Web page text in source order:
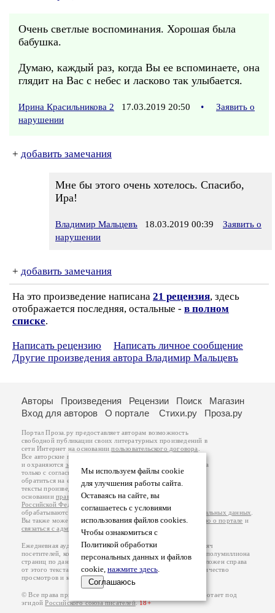
Очень светлые воспоминания. Хорошая была
бабушка.
Думаю, каждый раз, когда Вы ее вспоминаете, она
глядит на Вас с небес и ласково так улыбается.
Ирина Красильникова 2 17.03.2019 20:50 •
Заявить о
нарушении
+ добавить замечания
Мне бы этого очень хотелось. Спасибо,
Ира!
Владимир Мальцевъ 18.03.2019 00:39
Заявить о
нарушении
+ добавить замечания
На это произведение написана 21 рецензия, здесь
отображается последняя, остальные - в полном
списке.
Написать рецензию
Написать личное сообщение
Другие произведения автора Владимир Мальцевъ
Мы используем файлы cookie
для улучшения работы сайта.
Оставаясь на сайте, вы
соглашаетесь с условиями
использования файлов cookies.
Чтобы ознакомиться с
Политикой обработки
персональных данных и файлов
cookie, нажмите здесь.
Соглашаюсь
Авторы Произведения Рецензии Поиск
Магазин
Вход для авторов
О портале Стихи.ру Проза.ру
Портал Проза.ру предоставляет авторам возможность
свободной публикации своих литературных произведений в
сети Интернет на основаниипользовательского договора
Все авторские права на произведения принадлежат авторам
и охраняются законом
. Перепечатка произведений возможна
только с согласия его автора, к которому вы можете
обратиться на его авторской странице. Ответственность за
тексты произведений авторы несут самостоятельно на
основанииправил публикацииизаконодательства
Российской Федерации
обрабатываются на основанииПолитики обработки персональных данных
Вы также можете посмотреть более подробнуюинформацию о портале и
связаться с администрацией
Ежедневная аудитория портала Проза.ру – порядка 100 тысяч
посетителей, которые в общей сумме просматривают более полумиллиона
страниц по данным счетчика посещаемости, который расположен справа
от этого текста. В каждой графе указано по две цифры: количество
просмотров и количество посетителей.
© Все права принадлежат авторам, 2000-2026. Портал работает под
эгидойРоссийского союза писателей.18+